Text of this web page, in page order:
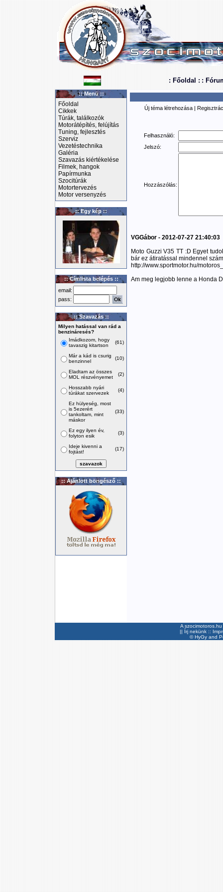
: Főoldal : :
:: Menü ::
Főoldal
Cikkek
Túrák, találkozók
Motorátépítés, felújítás
Tuning, fejlesztés
Szerviz
Vezetéstechnika
Galéria
Szavazás kiértékelése
Filmek, hangok
Papírmunka
Szocitúrák
Motortervezés
Motor versenyzés
:: Egy kép ::
:: Címlista belépés ::
email:
pass:
:: Szavazás ::
Milyen hatással van rád a
benzináresés?
Imádkozom, hogy
tavaszig kitartson
(61)
Már a kád is csurig
benzinnel
(10)
Eladtam az összes
MOL részvényemet
(2)
Hosszabb nyári
túrákat szervezek
(4)
Ez hülyeség, most
is 5ezerért
tankoltam, mint
máskor
(33)
Ez egy ilyen év,
folyton esik
(3)
Ideje kivenni a
fojtást!
(17)
:: Ajánlott böngésző ::
Új téma létrehozása |
Felhasználó:
Jelszó:
Hozzászólás:
VGGábor - 2012-07-27 21:40:03
Moto Guzzi V35 TT :D Egyet
bár ez átiratással mindennel
http://www.sportmotor.hu/
Am meg legjobb lenne a Honda
A
|| Írj nekünk ::
©HyGyand